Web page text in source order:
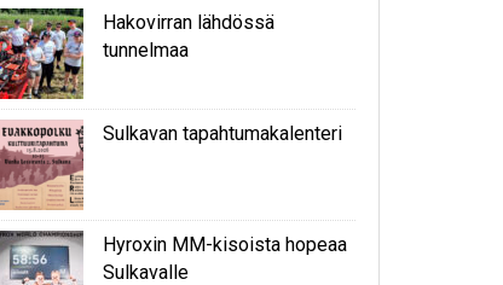
Hakovirran lähdössä
tunnelmaa
Sulkavan tapahtumakalenteri
Hyroxin MM-kisoista hopeaa
Sulkavalle